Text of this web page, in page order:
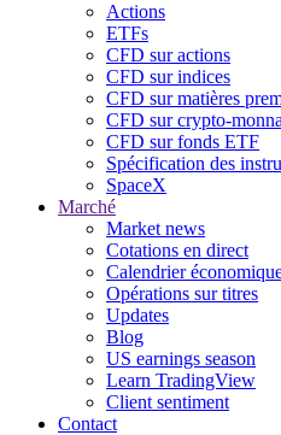
Actions
ETFs
CFD sur actions
CFD sur indices
CFD sur matières
CFD sur crypto-
CFD sur fonds ETF
Spécification des
SpaceX
Marché
Market news
Cotations en direct
Calendrier
Opérations sur titres
Updates
Blog
US earnings season
Learn TradingView
Client sentiment
Contact